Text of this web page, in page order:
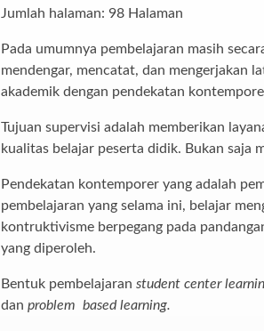
Jumlah halaman: 98 Halaman
Pada umumnya pembelajaran masih
mendengar, mencatat, dan mengerjakan
akademik dengan pendekatan
Tujuan supervisi adalah memberikan
kualitas belajar peserta didik. Bukan saja
Pendekatan kontemporer yang adalah
pembelajaran yang selama ini, belajar
kontruktivisme berpegang pada
yang diperoleh.
Bentuk pembelajaran student center
dan problem based learning.